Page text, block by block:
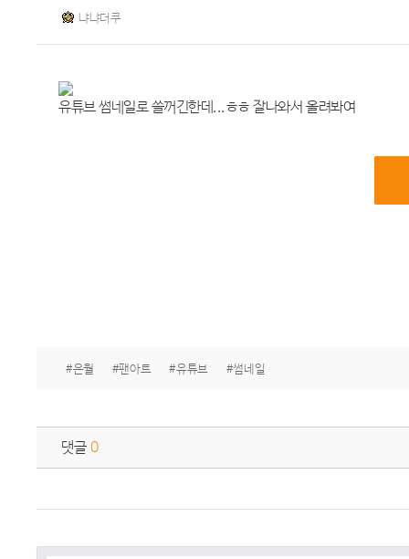
냐냐더쿠
유튜브 썸네일로 쓸꺼긴한데...ㅎㅎ 잘나와서 올려봐여
#은월 #팬아트 #유튜브 #썸네일
댓글 0